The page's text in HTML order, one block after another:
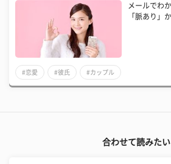
メールでわ
「脈あり」
#恋愛 #彼氏 #カップル
合わせて読みたい